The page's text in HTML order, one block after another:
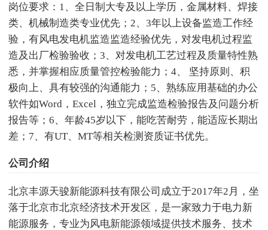
岗位要求：1、全日制大专及以上学历，金属材料、焊接
类、机械制造类专业优先；2、3年以上设备监造工作经
验，有风电发电机监造监造经验优先，对发电机过程监
造及出厂检验验收；3、对发电机工艺过程及质量特性熟
悉，并掌握相应质量管控检验能力；4、 坚持原则、积
极向上、具有较强的沟通能力；5、熟练应用基础的办公
软件如Word，Excel，独立完成监造检验报告及问题分析
报告等；6、年龄45岁以下，能吃苦耐劳，能适应长期出
差；7、有UT、MT等相关检测资质证书优先。
公司介绍
北京丰源天骏新能源科技有限公司成立于2017年2月，坐
落于北京市北京经济技术开发区，是一家致力于电力新
能源服务，专业为风电新能源领域提供技术服务、技术